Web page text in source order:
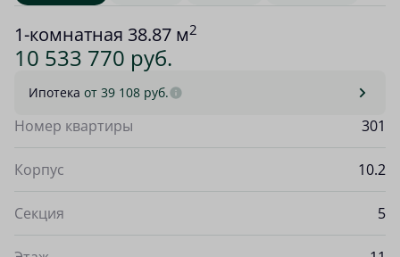
1-комнатная 38.87 м2
10 533 770 руб.
Ипотека от 39 108 руб.
Номер квартиры 301
Корпус 10.2
Секция 5